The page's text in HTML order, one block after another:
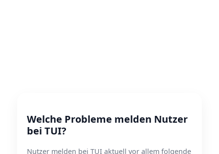
Welche Probleme melden Nutzer
bei TUI?
Nutzer melden bei TUI aktuell vor allem folgende